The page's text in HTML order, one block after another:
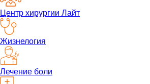
Центр хирургии Лайт
Жизнелогия
Лечение боли